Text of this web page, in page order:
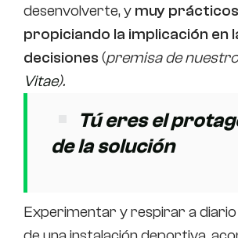
desenvolverte, y muy
propiciando la implicación en
decisiones (premisa de
Vitae).
Tú eres el
de la solución
Experimentar y respirar a diario